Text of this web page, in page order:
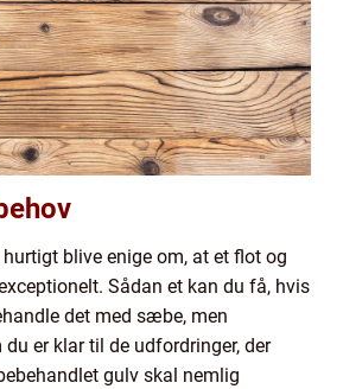
blive enige om, at et flot og
Sådan et kan du få, hvis
det med sæbe, men
er klar til de udfordringer, der
gulv skal nemlig